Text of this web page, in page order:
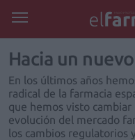
Hacia un
En los últimos años
radical de la farmacia
que hemos visto
evolución del mercado
los cambios regulatorios